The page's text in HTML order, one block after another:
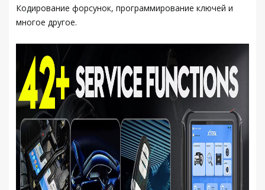
Кодирование форсунок, программирование ключей и
многое другое.